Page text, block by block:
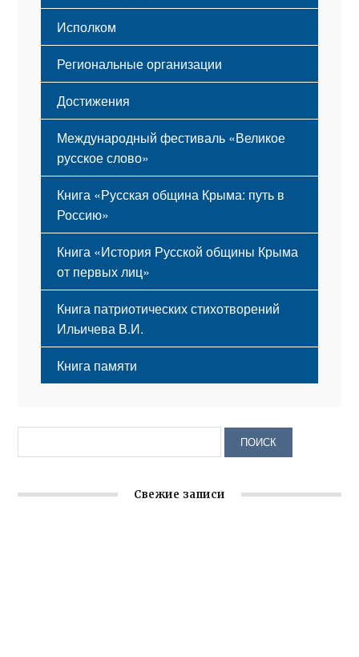
Исполком
Региональные организации
Достижения
Международный фестиваль «Великое
русское слово»
Книга «Русская община Крыма: путь в
Россию»
Книга «История Русской общины Крыма
от первых лиц»
Книга патриотических стихотворений
Ильичева В.И.
Книга памяти
Свежие записи